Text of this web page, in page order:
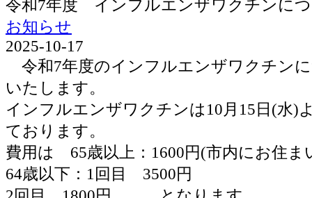
令和7年度 インフルエンザワクチンに
お知らせ
2025-10-17
令和7年度のインフルエンザワクチン
いたします。
インフルエンザワクチンは10月15日(水)
ております。
費用は 65歳以上：1600円(市内にお住ま
64歳以下：1回目 3500円